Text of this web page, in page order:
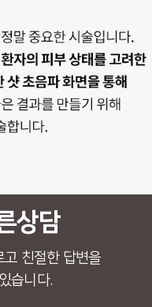
상담
친절한 답변을
습니다.